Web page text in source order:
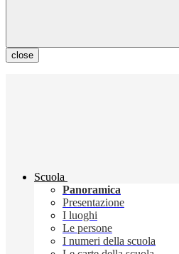
close
Scuola
Panoramica
Presentazione
I luoghi
Le persone
I numeri della scuola